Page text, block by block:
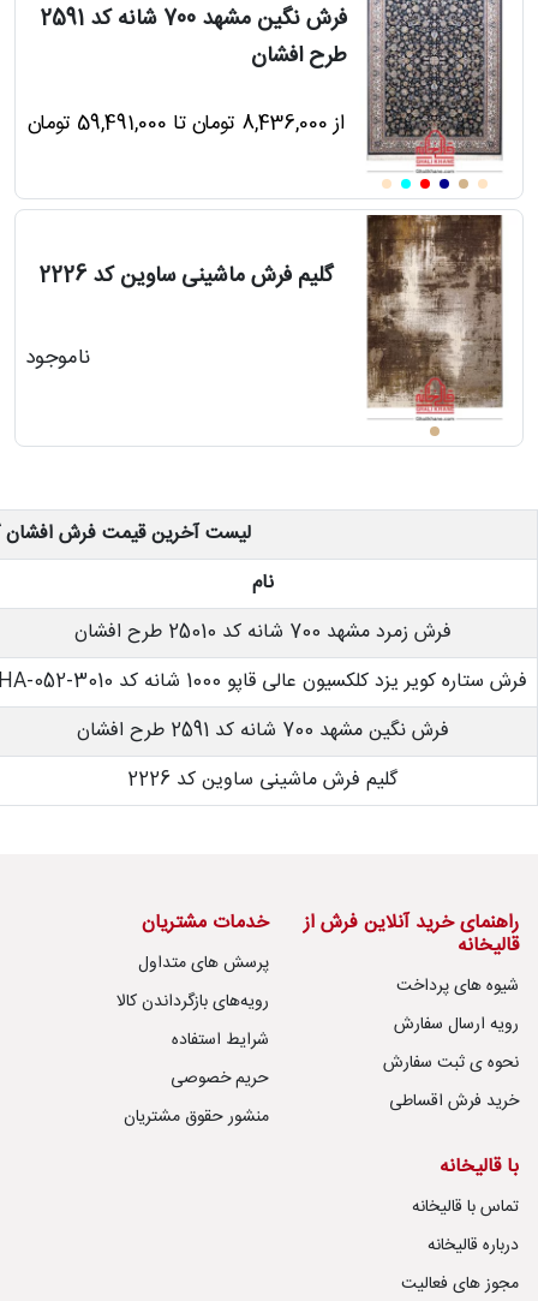
راهنمای
خرید
تماس
با
های
متداول
رویه‌های
بازگرداندن
کالا
فرش نگین مشهد 700 شانه کد 2591
طرح افشان
از 8,436,000 تومان تا 59,491,000 تومان
گلیم فرش ماشینی ساوین کد 2226
ناموجود
لیست آخرین قیمت فرش افشان
نام
فرش زمرد مشهد 700 شانه کد 25010 طرح افشان
فرش ستاره کویر یزد کلکسیون عالی قاپو 1000 شانه کد HA-052-3010
فرش نگین مشهد 700 شانه کد 2591 طرح افشان
گلیم فرش ماشینی ساوین کد 2226
راهنمای خرید آنلاین فرش از
قالیخانه
شیوه های پرداخت
رویه ارسال سفارش
نحوه ی ثبت سفارش
خرید فرش اقساطی
خدمات مشتریان
پرسش های متداول
رویه‌های بازگرداندن کالا
شرایط استفاده
حریم خصوصی
منشور حقوق مشتریان
با قالیخانه
تماس با قالیخانه
درباره قالیخانه
مجوز های فعالیت